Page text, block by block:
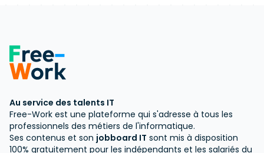
Au service des talents IT
Free-Work est une plateforme qui s'adresse à tous les
professionnels des métiers de l'informatique.
Ses contenus et son jobboard IT sont mis à disposition
100% gratuitement pour les indépendants et les salariés du